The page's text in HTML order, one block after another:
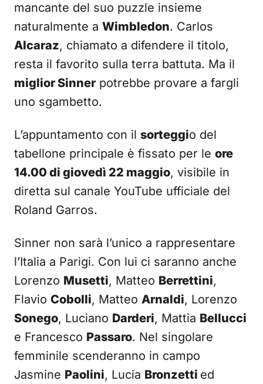
mancante del suo puzzle insieme
naturalmente a Wimbledon. Carlos
Alcaraz, chiamato a difendere il titolo,
resta il favorito sulla terra battuta. Ma il
miglior Sinner potrebbe provare a fargli
uno sgambetto.
L’appuntamento con il sorteggio del
tabellone principale è fissato per le ore
14.00 di giovedì 22 maggio, visibile in
diretta sul canale YouTube ufficiale del
Roland Garros.
Sinner non sarà l’unico a rappresentare
l’Italia a Parigi. Con lui ci saranno anche
Lorenzo Musetti, Matteo Berrettini,
Flavio Cobolli, Matteo Arnaldi, Lorenzo
Sonego, Luciano Darderi, Mattia Bellucci
e Francesco Passaro. Nel singolare
femminile scenderanno in campo
Jasmine Paolini, Lucia Bronzetti ed